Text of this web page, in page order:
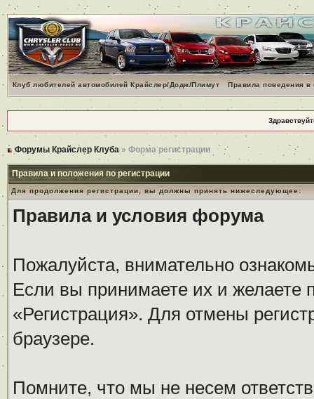
Клуб любителей автомобилей Крайслер/Додж/Плимут Правила поведения
Форумы Крайслер Клуба » Форма регистрации
Правила и положения по регистрации
Для продолжения регистрации, вы должны принять нижеследующее:
Правила и условия форума
Пожалуйста, внимательно
Если вы принимаете их и желаете
«Регистрация». Для отмены
браузере.
Помните, что мы не несем